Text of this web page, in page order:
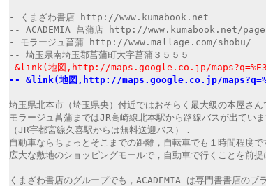
- くまざわ書店 http://www.kumabook.net
-- ACADEMIA 菖蒲店 http://www.kumabook.net/
- モラージュ菖蒲 http://www.mallage.com/shobu/
-- 埼玉県南埼玉郡菖蒲町大字菖蒲３５５５
-&link(地図,http://maps.google.co.jp/
-- &link(地図,http://maps.google.co.jp/
埼玉県北本市（埼玉県央）付近ではおそらく最大級の本屋さん
モラージュ菖蒲まではJR高崎線北本駅から路線バスが出てい
（JR宇都宮線久喜駅からは無料送迎バス）．
自動車ならちょっとそこまでの距離，自転車でも１時間程度で
広大な敷地のショッピングモールで，自動車で行くことを前提
くまざわ書店のグループでも，ACADEMIA は専門書書店のブ